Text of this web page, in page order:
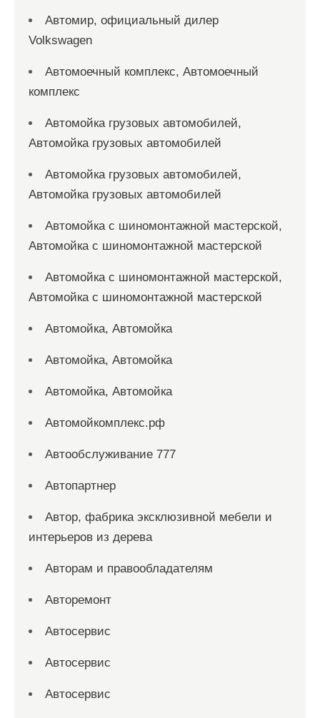
Автомир, официальный дилер
Volkswagen
Автомоечный комплекс, Автомоечный
комплекс
Автомойка грузовых автомобилей,
Автомойка грузовых автомобилей
Автомойка грузовых автомобилей,
Автомойка грузовых автомобилей
Автомойка с шиномонтажной мастерской,
Автомойка с шиномонтажной мастерской
Автомойка с шиномонтажной мастерской,
Автомойка с шиномонтажной мастерской
Автомойка, Автомойка
Автомойка, Автомойка
Автомойка, Автомойка
Автомойкомплекс.рф
Автообслуживание 777
Автопартнер
Автор, фабрика эксклюзивной мебели и
интерьеров из дерева
Авторам и правообладателям
Авторемонт
Автосервис
Автосервис
Автосервис